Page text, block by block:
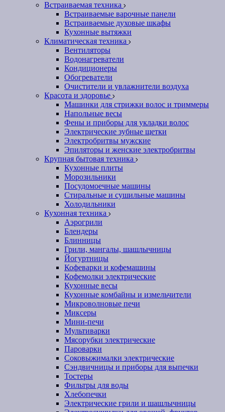
Встраиваемая техника
Встраиваемые варочные панели
Встраиваемые духовые шкафы
Кухонные вытяжки
Климатическая техника
Вентиляторы
Водонагреватели
Кондиционеры
Обогреватели
Очистители и увлажнители воздуха
Красота и здоровье
Машинки для стрижки волос и триммеры
Напольные весы
Фены и приборы для укладки волос
Электрические зубные щетки
Электробритвы мужские
Эпиляторы и женские электробритвы
Крупная бытовая техника
Кухонные плиты
Морозильники
Посудомоечные машины
Стиральные и сушильные машины
Холодильники
Кухонная техника
Аэрогрили
Блендеры
Блинницы
Грили, мангалы, шашлычницы
Йогуртницы
Кофеварки и кофемашины
Кофемолки электрические
Кухонные весы
Кухонные комбайны и измельчители
Микроволновые печи
Миксеры
Мини-печи
Мультиварки
Мясорубки электрические
Пароварки
Соковыжималки электрические
Сэндвичницы и приборы для выпечки
Тостеры
Фильтры для воды
Хлебопечки
Электрические грили и шашлычницы